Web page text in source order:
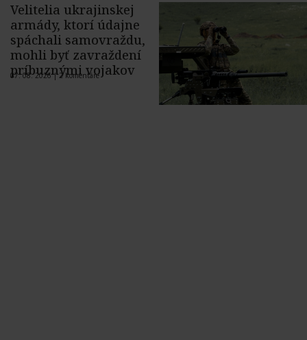
Velitelia ukrajinskej
armády, ktorí údajne
spáchali samovraždu,
mohli byť zavraždení
príbuznými vojakov
07. 08. 2026 |2 komentáre